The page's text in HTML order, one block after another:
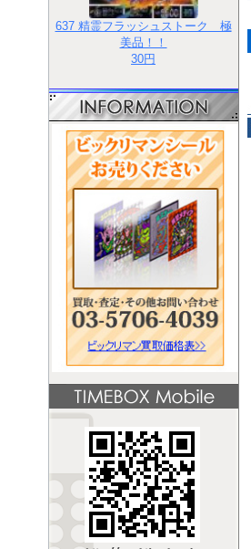
637 精霊フラッシュストーク 極
美品！！
30円